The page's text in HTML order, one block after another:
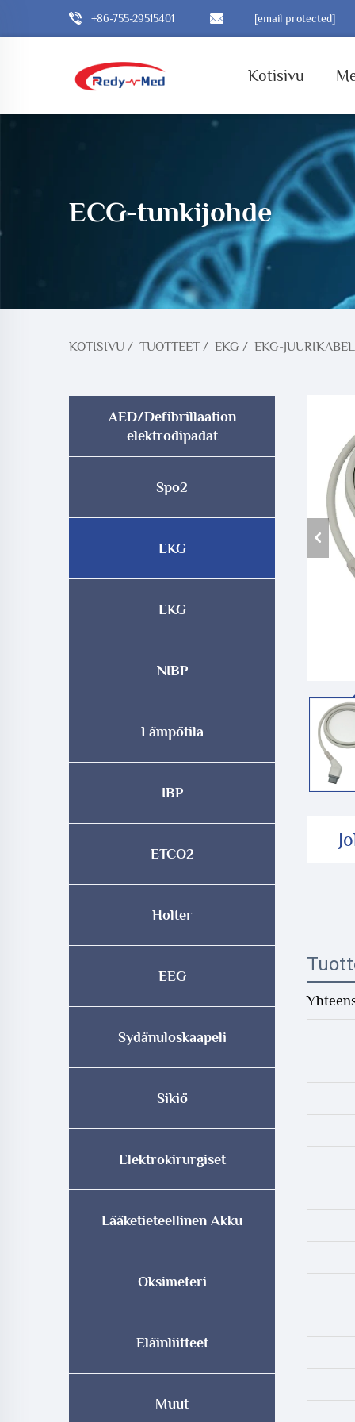
+86-755-29515401 [email protected]
Kotisivu
ECG-tunkijohde
KOTISIVU / TUOTTEET / EKG / EKG-
AED/Defibrillaation
elektrodipadat
Spo2
EKG
EKG
NIBP
Lämpötila
IBP
ETCO2
Holter
EEG
Sydänuloskaapeli
Sikiö
Elektrokirurgiset
Lääketieteellinen Akku
Oksimeteri
Eläinliitteet
Muut